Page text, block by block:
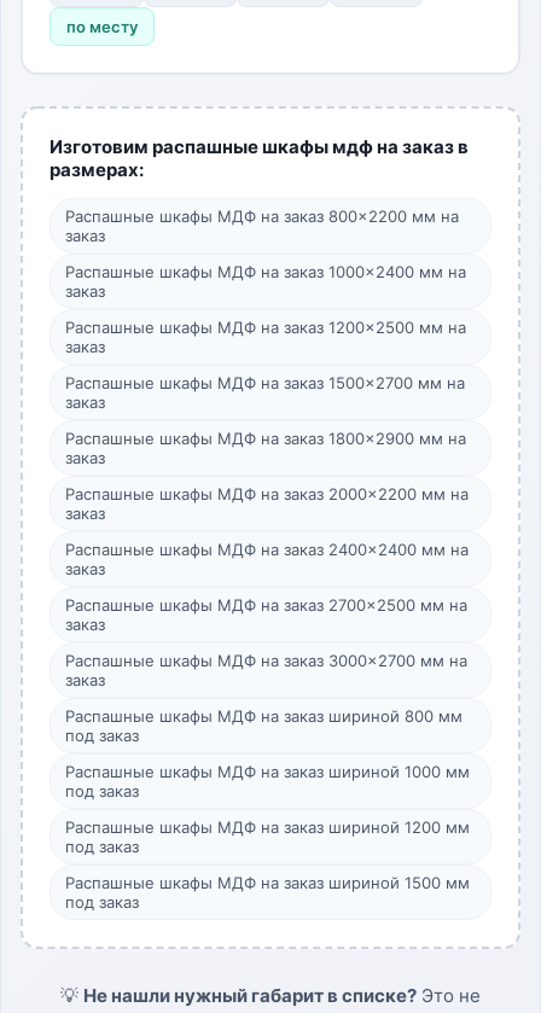
по месту
Изготовим распашные шкафы мдф на заказ в
размерах:
Распашные шкафы МДФ на заказ 800×2200 мм на
заказ
Распашные шкафы МДФ на заказ 1000×2400 мм на
заказ
Распашные шкафы МДФ на заказ 1200×2500 мм на
заказ
Распашные шкафы МДФ на заказ 1500×2700 мм на
заказ
Распашные шкафы МДФ на заказ 1800×2900 мм на
заказ
Распашные шкафы МДФ на заказ 2000×2200 мм на
заказ
Распашные шкафы МДФ на заказ 2400×2400 мм на
заказ
Распашные шкафы МДФ на заказ 2700×2500 мм на
заказ
Распашные шкафы МДФ на заказ 3000×2700 мм на
заказ
Распашные шкафы МДФ на заказ шириной 800 мм
под заказ
Распашные шкафы МДФ на заказ шириной 1000 мм
под заказ
Распашные шкафы МДФ на заказ шириной 1200 мм
под заказ
Распашные шкафы МДФ на заказ шириной 1500 мм
под заказ
💡 Не нашли нужный габарит в списке? Это не